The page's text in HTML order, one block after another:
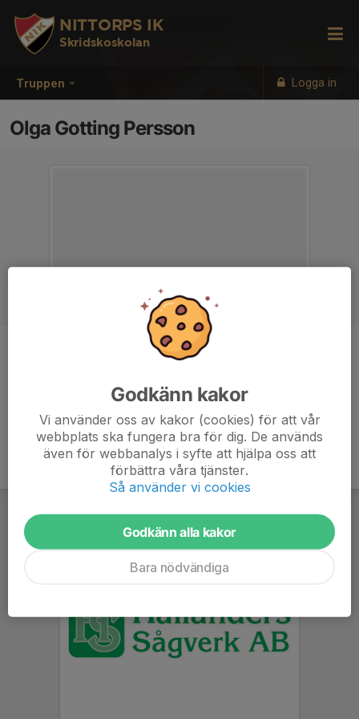
Truppen Logga in
NITTORPS IK
Skridskoskolan
Olga Gotting Persson
Godkänn kakor
Vi använder oss av kakor (cookies) för att vår
webbplats ska fungera bra för dig. De används
även för webbanalys i syfte att hjälpa oss att
förbättra våra tjänster.
Så använder vi cookies
Godkänn alla kakor
Bara nödvändiga